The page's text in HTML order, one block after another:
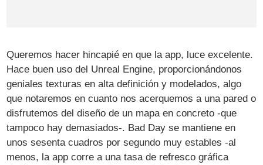
Queremos hacer hincapié en que la app, luce excelente.
Hace buen uso del Unreal Engine, proporcionándonos
geniales texturas en alta definición y modelados, algo
que notaremos en cuanto nos acerquemos a una pared o
disfrutemos del diseño de un mapa en concreto -que
tampoco hay demasiados-. Bad Day se mantiene en
unos sesenta cuadros por segundo muy estables -al
menos, la app corre a una tasa de refresco gráfica